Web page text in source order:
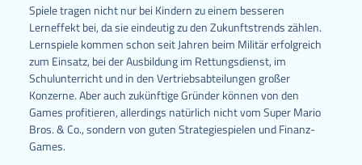
Spiele tragen nicht nur bei Kindern zu einem besseren
Lerneffekt bei, da sie eindeutig zu den Zukunftstrends zählen.
Lernspiele kommen schon seit Jahren beim Militär erfolgreich
zum Einsatz, bei der Ausbildung im Rettungsdienst, im
Schulunterricht und in den Vertriebsabteilungen großer
Konzerne. Aber auch zukünftige Gründer können von den
Games profitieren, allerdings natürlich nicht vom Super Mario
Bros. & Co., sondern von guten Strategiespielen und Finanz-
Games.